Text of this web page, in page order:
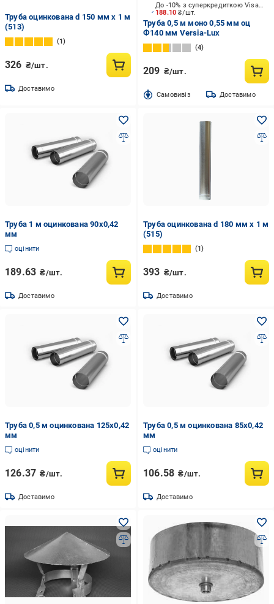
Труба оцинкована d 150 мм x 1 м
(513)
1
326 ₴/шт.
Доставимо
188.10₴/шт.
До -10% з суперкредиткою Visa Вигода
Труба 0,5 м моно 0,55 мм оц
Ф140 мм Versia-Lux
4
209 ₴/шт.
Cамовивіз Доставимо
Труба 1 м оцинкована 90х0,42
мм
оцінити
189.63 ₴/шт.
Доставимо
Труба оцинкована d 180 мм x 1 м
(515)
1
393 ₴/шт.
Доставимо
Труба 0,5 м оцинкована 125х0,42
мм
оцінити
126.37 ₴/шт.
Доставимо
Труба 0,5 м оцинкована 85х0,42
мм
оцінити
106.58 ₴/шт.
Доставимо